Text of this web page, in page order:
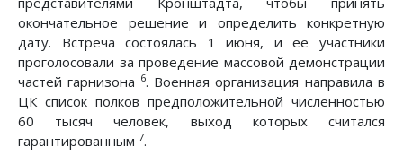
окончательное решение и определить конкретную
дату. Встреча состоялась 1 июня, и ее участники
проголосовали за проведение массовой демонстрации
частей гарнизона 6. Военная организация направила в
ЦК список полков предположительной численностью
60 тысяч человек, выход которых считался
гарантированным 7.